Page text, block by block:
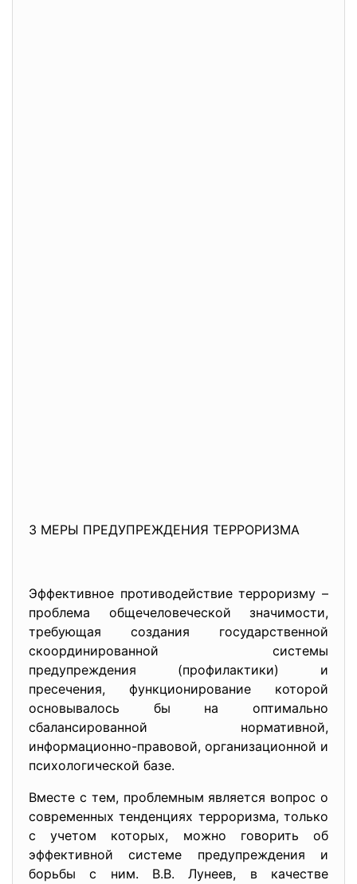
3 МЕРЫ ПРЕДУПРЕЖДЕНИЯ ТЕРРОРИЗМА
Эффективное противодействие терроризму –
проблема общечеловеческой значимости,
требующая создания государственной
скоординированной системы
предупреждения (профилактики) и
пресечения, функционирование которой
основывалось бы на оптимально
сбалансированной нормативной,
информационно-правовой, организационной и
психологической базе.
Вместе с тем, проблемным является вопрос о
современных тенденциях терроризма, только
с учетом которых, можно говорить об
эффективной системе предупреждения и
борьбы с ним. В.В. Лунеев, в качестве